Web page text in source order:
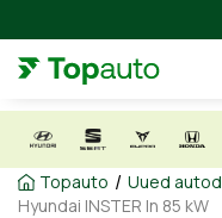
Topauto / Uued autod
Hyundai INSTER In 85 kW